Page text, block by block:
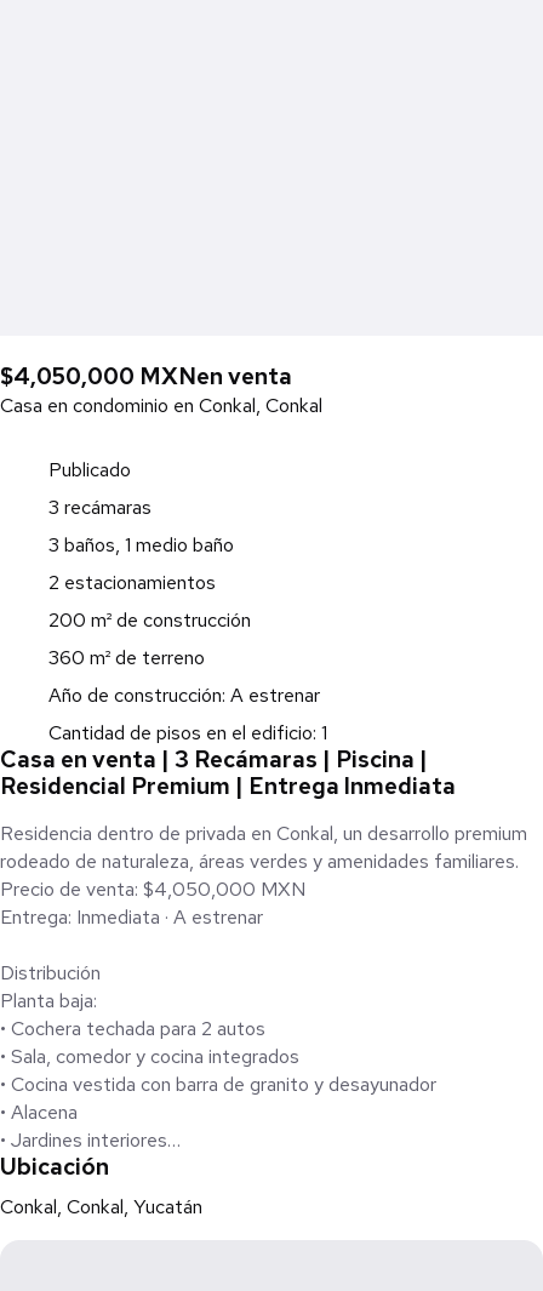
$4,050,000 MXNen venta
Casa en condominio en Conkal, Conkal
Publicado
3 recámaras
3 baños, 1 medio baño
2 estacionamientos
200 m² de construcción
360 m² de terreno
Año de construcción: A estrenar
Cantidad de pisos en el edificio: 1
Casa en venta | 3 Recámaras | Piscina |
Residencial Premium | Entrega Inmediata
Residencia dentro de privada en Conkal, un desarrollo premium
rodeado de naturaleza, áreas verdes y amenidades familiares.
Precio de venta: $4,050,000 MXN
Entrega: Inmediata · A estrenar
Distribución
Planta baja:
• Cochera techada para 2 autos
• Sala, comedor y cocina integrados
• Cocina vestida con barra de granito y desayunador
• Alacena
• Jardines interiores
• Ventanal hacia terraza
• Piscina de 5 x 3 m incluida
• Medio baño de visitas
Ubicación
Conkal, Conkal, Yucatán